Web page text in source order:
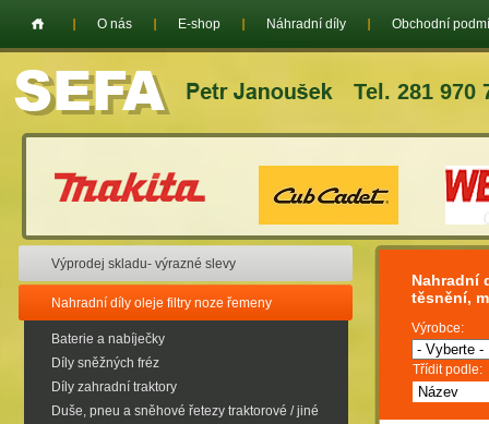
Tel. 281 970
O nás E-shop Náhradní díly Obchodní
Výprodej skladu- výrazné slevy
Nahradní díly oleje filtry noze řemeny
Baterie a nabíječky
Díly sněžných fréz
Díly zahradní traktory
Duše, pneu a sněhové řetezy traktorové / jiné
Nahradní
těsnění,
Výrobce:
Třídit podle: